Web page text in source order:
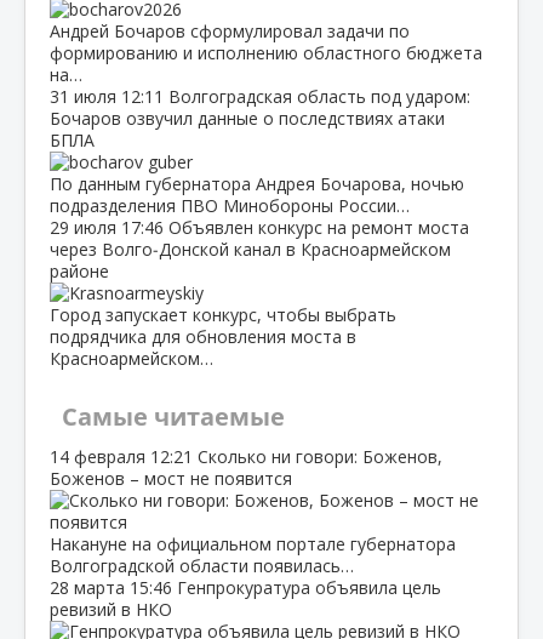
Андрей Бочаров сформулировал задачи по
формированию и исполнению областного бюджета
на…
31 июля 12:11 Волгоградская область под ударом:
Бочаров озвучил данные о последствиях атаки
БПЛА
По данным губернатора Андрея Бочарова, ночью
подразделения ПВО Минобороны России…
29 июля 17:46 Объявлен конкурс на ремонт моста
через Волго‑Донской канал в Красноармейском
районе
Город запускает конкурс, чтобы выбрать
подрядчика для обновления моста в
Красноармейском…
Самые читаемые
14 февраля 12:21 Сколько ни говори: Боженов,
Боженов – мост не появится
Накануне на официальном портале губернатора
Волгоградской области появилась…
28 марта 15:46 Генпрокуратура объявила цель
ревизий в НКО